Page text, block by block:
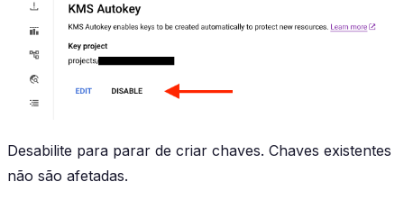
Desabilite para parar de criar chaves. Chaves existentes
não são afetadas.